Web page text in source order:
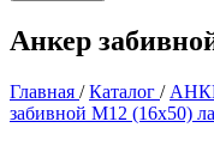
Анкер
Главная /Каталог /
забивной М12 (16х50)